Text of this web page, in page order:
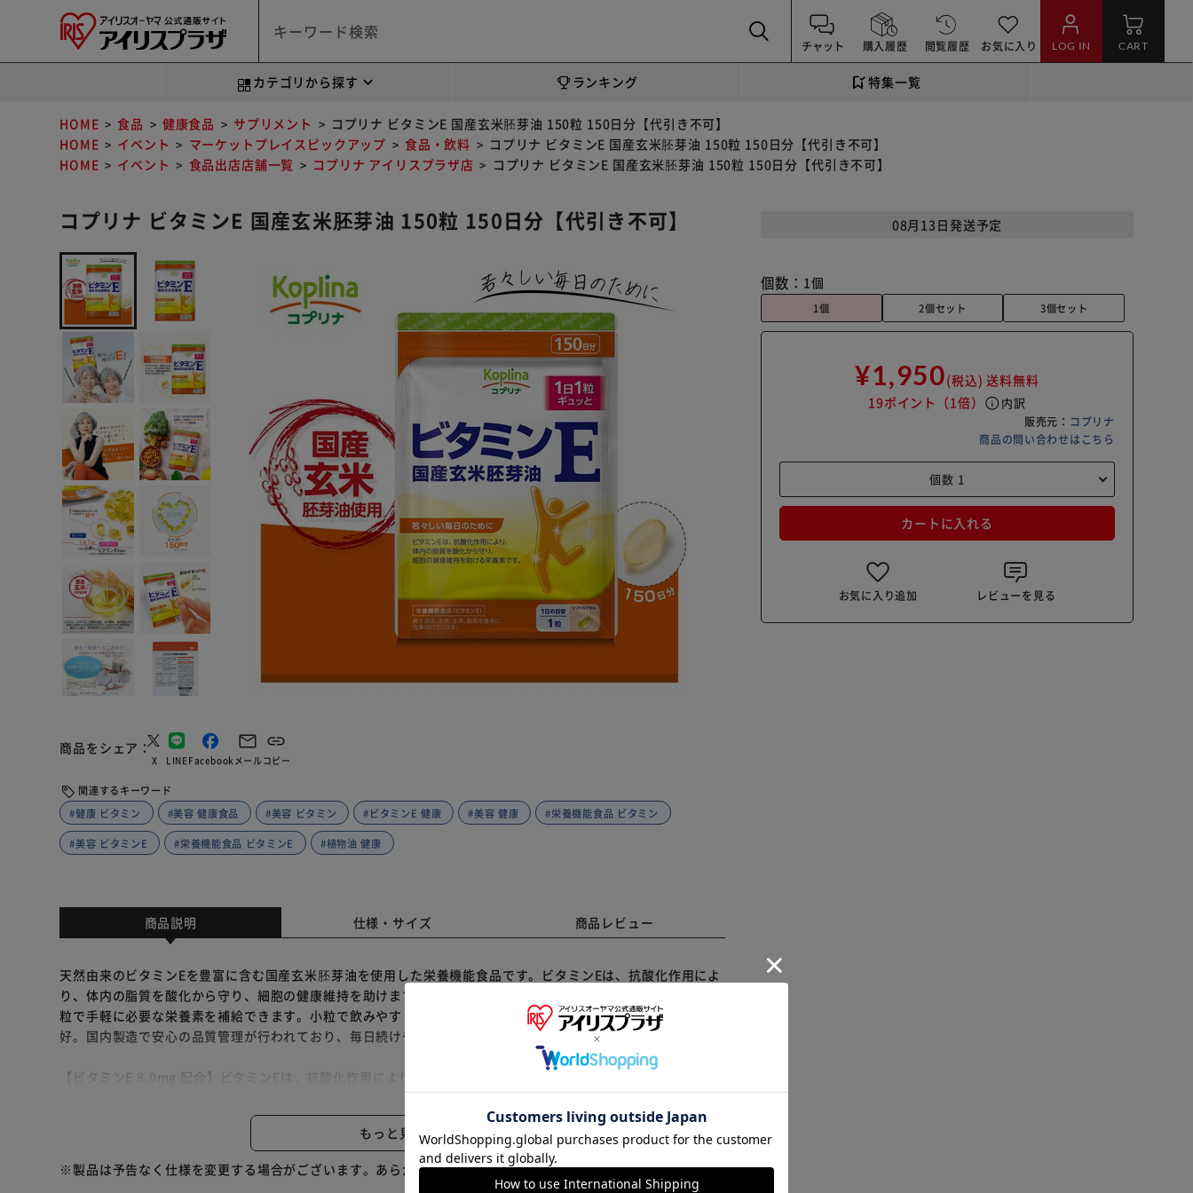
チャット 購入履歴 閲覧履歴 お気に入り LOG IN CART
カテゴリから探す ランキング 特集一覧
HOME 食品 健康食品 サプリメント
コプリナ ビタミンE 国産玄米胚芽油 150粒 150日分【代引き不可】
HOME
イベント マーケットプレイスピックアップ 食品・飲料
コプリナ ビタミンE 国産玄米胚芽油 150粒 150日分【代引き不可】
HOME
イベント 食品出店店舗一覧 コプリナ アイリスプラザ店 コプリナ ビタミンE 国産玄米胚芽油 150粒 150日分【代引き不可】
コプリナ ビタミンE 国産玄米胚芽油 150粒 150日分【代引き不可】
商品をシェア
X LINEFacebookメールコピー
関連するキーワード
#健康 ビタミン
#美容 健康食品 #美容 ビタミン #ビタミンE 健康 #美容 健康 #栄養機能食品 ビタミン
#美容 ビタミンE #栄養機能食品 ビタミンE #植物油 健康
08月13日発送予定
個数： 1個
1個 2個セット 3個セット
¥1,950(税込) 送料無料
19ポイント （1倍） info 内訳
販売元： コプリナ
商品の問い合わせはこちら
カートに入れる
お気に入り追加 レビューを見る
商品説明 仕様・サイズ 商品レビュー
天然由来のビタミンEを豊富に含む国産玄米胚芽油を使用した栄養機能食品です。ビタミンEは、抗酸化作用によ
り、体内の脂質を酸化から守り、細胞の健康維持を助けます。若々しい健康維持や美容サポートに役立ち、1日1
粒で手軽に必要な栄養素を補給できます。小粒で飲みやすく、150日分の大容量でコストパフォーマンスも良
好。国内製造で安心の品質管理が行われており、毎日続けやすいサプリメントです。
【ビタミンE 8.0mg 配合】ビタミンEは、抗酸化作用により、体内の脂質を酸化から守り、細胞の健康維持を助
ける栄養素です。栄養素等表示基準値は6.3mgです(「日本人の食事摂取基準」(2015年度版)に基づく)。1日1粒
で栄養素等表示基準値の127％を摂取できます。
【弊社の商品が選ばれる理由】①1粒で1日に必要なビタミンEが摂れる ②国産の玄米から抽出した胚芽油使用
【サプリの飲み方】1日1粒を目安に水などといっしょにお召し上がり下さい。
もっと見る
※製品は予告なく仕様を変更する場合がございます。あらかじめご了承ください。
※ご確認ください